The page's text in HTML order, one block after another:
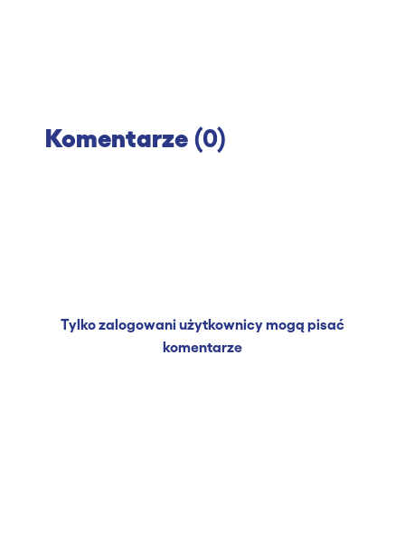
Komentarze (0)
Tylko zalogowani użytkownicy mogą pisać
komentarze